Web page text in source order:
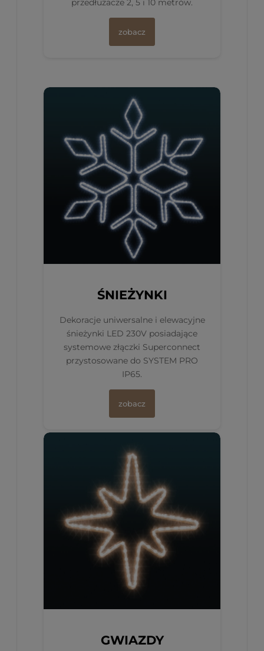
przedłużacze 2, 5 i 10 metrów.
zobacz
ŚNIEŻYNKI
Dekoracje uniwersalne i elewacyjne
śnieżynki LED 230V posiadające
systemowe złączki Superconnect
przystosowane do SYSTEM PRO
IP65.
zobacz
GWIAZDY